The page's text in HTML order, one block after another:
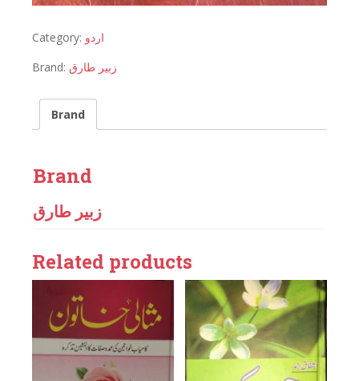
Category: اردو
Brand: زبیر طارق
Brand
Brand
زبیر طارق
Related products